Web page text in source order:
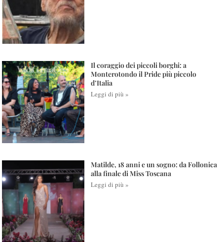
Il coraggio dei piccoli borghi: a
Monterotondo il Pride più piccolo
d’Italia
Leggi di più »
Matilde, 18 anni e un sogno: da Follonica
alla finale di Miss Toscana
Leggi di più »